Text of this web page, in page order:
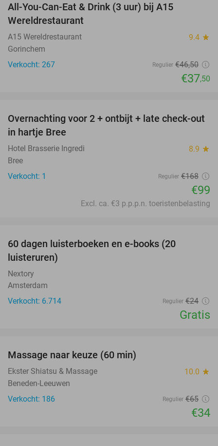
All-You-Can-Eat & Drink (3 uur) bij A15
Wereldrestaurant
A15 Wereldrestaurant 9.4 star
Gorinchem
Verkocht: 267
Regulier €46,50
€37,50
41%
TODAY
Overnachting voor 2 + ontbijt + late check-out
in hartje Bree
Hotel Brasserie Ingredi 8.9 star
Bree
Verkocht: 1
Regulier €168
€99
Excl. ca. €3 p.p.p.n. toeristenbelasting
60 dagen luisterboeken en e-books (20
luisteruren)
Nextory
Amsterdam
Verkocht: 6.714
Regulier €24
Gratis
Massage naar keuze (60 min)
Ekster Shiatsu & Massage 10.0 star
Beneden-Leeuwen
Verkocht: 186
Regulier €65
€34